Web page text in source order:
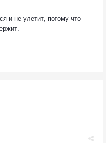
и не улетит, потому что